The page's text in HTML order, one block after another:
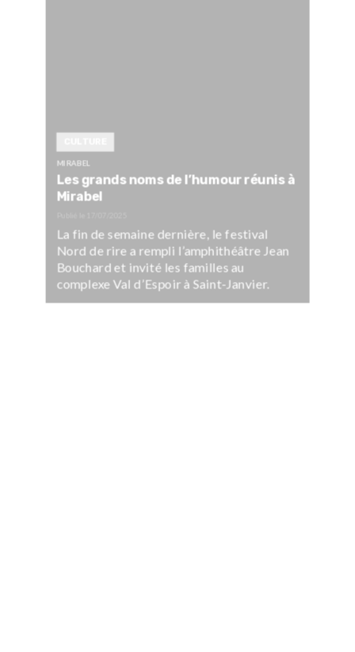
MIRABEL
Les grands noms de l’humour réunis à
Mirabel
La fin de semaine dernière, le festival
Nord de rire a rempli l’amphithéâtre Jean
Bouchard et invité les familles au
complexe Val d’Espoir à Saint-Janvier.